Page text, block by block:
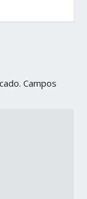
Campos